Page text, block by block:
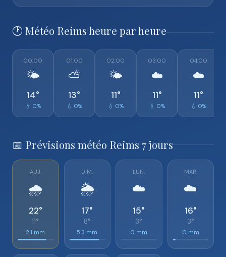
🕐 Météo Reims heure par heure
00:00
🌤️
14°
💧 0%
01:00
⛅
13°
💧 0%
02:00
🌤️
11°
💧 0%
03:00
☁️
11°
💧 0%
04:00
☁️
11°
💧 0%
📅 Prévisions météo Reims 7 jours
AUJ.
🌧️
22°
11°
2.1 mm
DIM.
🌦️
17°
8°
5.3 mm
LUN.
☁️
15°
3°
0 mm
MAR.
☁️
16°
3°
0 mm